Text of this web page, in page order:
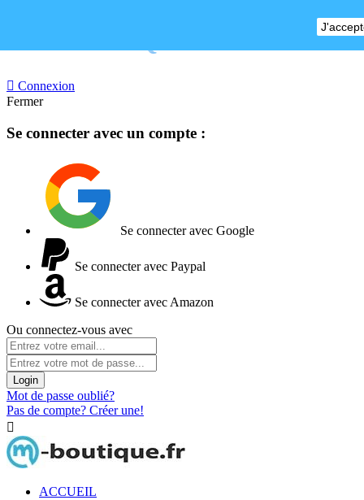
 Connexion
Fermer
Se connecter avec un compte :
Se connecter avec Google
Se connecter avec Paypal
Se connecter avec Amazon
Ou connectez-vous avec
Login
Mot de passe oublié?
Pas de compte? Créer une!

ACCUEIL